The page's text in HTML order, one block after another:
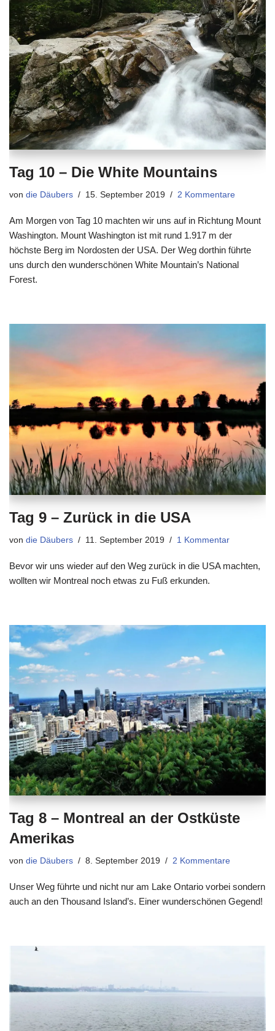
Tag 10 – Die White Mountains
von die Däubers 15. September 2019 2 Kommentare
Am Morgen von Tag 10 machten wir uns auf in Richtung Mount
Washington. Mount Washington ist mit rund 1.917 m der
höchste Berg im Nordosten der USA. Der Weg dorthin führte
uns durch den wunderschönen White Mountain’s National
Forest.
Tag 9 – Zurück in die USA
von die Däubers 11. September 2019 1 Kommentar
Bevor wir uns wieder auf den Weg zurück in die USA machten,
wollten wir Montreal noch etwas zu Fuß erkunden.
Tag 8 – Montreal an der Ostküste
Amerikas
von die Däubers 8. September 2019 2 Kommentare
Unser Weg führte und nicht nur am Lake Ontario vorbei sondern
auch an den Thousand Island’s. Einer wunderschönen Gegend!